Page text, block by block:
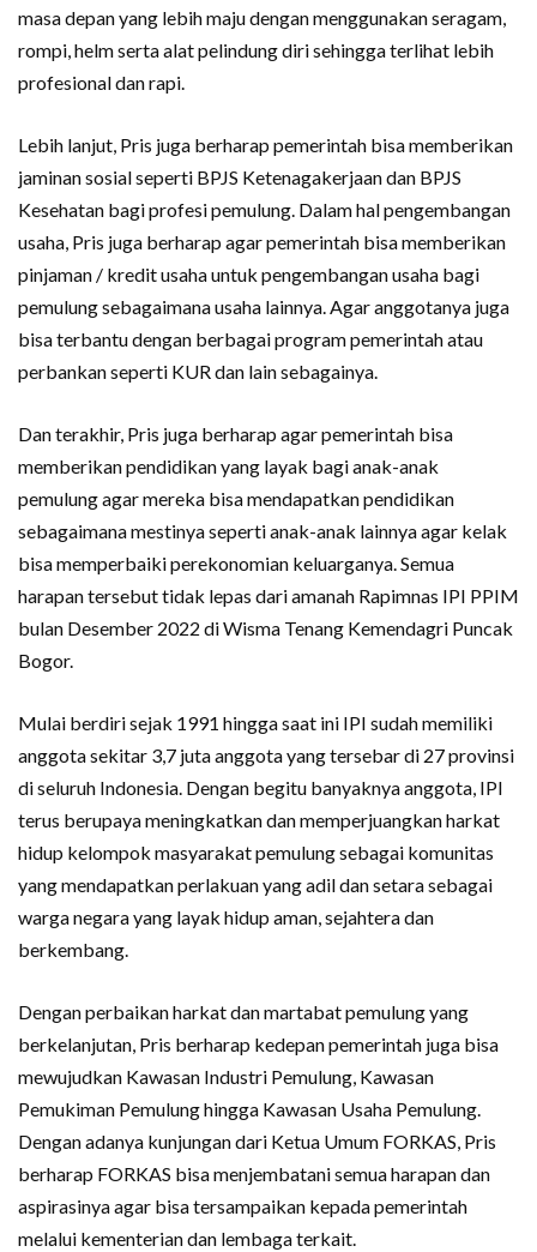
masa depan yang lebih maju dengan menggunakan seragam,
rompi, helm serta alat pelindung diri sehingga terlihat lebih
profesional dan rapi.
Lebih lanjut, Pris juga berharap pemerintah bisa memberikan
jaminan sosial seperti BPJS Ketenagakerjaan dan BPJS
Kesehatan bagi profesi pemulung. Dalam hal pengembangan
usaha, Pris juga berharap agar pemerintah bisa memberikan
pinjaman / kredit usaha untuk pengembangan usaha bagi
pemulung sebagaimana usaha lainnya. Agar anggotanya juga
bisa terbantu dengan berbagai program pemerintah atau
perbankan seperti KUR dan lain sebagainya.
Dan terakhir, Pris juga berharap agar pemerintah bisa
memberikan pendidikan yang layak bagi anak-anak
pemulung agar mereka bisa mendapatkan pendidikan
sebagaimana mestinya seperti anak-anak lainnya agar kelak
bisa memperbaiki perekonomian keluarganya. Semua
harapan tersebut tidak lepas dari amanah Rapimnas IPI PPIM
bulan Desember 2022 di Wisma Tenang Kemendagri Puncak
Bogor.
Mulai berdiri sejak 1991 hingga saat ini IPI sudah memiliki
anggota sekitar 3,7 juta anggota yang tersebar di 27 provinsi
di seluruh Indonesia. Dengan begitu banyaknya anggota, IPI
terus berupaya meningkatkan dan memperjuangkan harkat
hidup kelompok masyarakat pemulung sebagai komunitas
yang mendapatkan perlakuan yang adil dan setara sebagai
warga negara yang layak hidup aman, sejahtera dan
berkembang.
Dengan perbaikan harkat dan martabat pemulung yang
berkelanjutan, Pris berharap kedepan pemerintah juga bisa
mewujudkan Kawasan Industri Pemulung, Kawasan
Pemukiman Pemulung hingga Kawasan Usaha Pemulung.
Dengan adanya kunjungan dari Ketua Umum FORKAS, Pris
berharap FORKAS bisa menjembatani semua harapan dan
aspirasinya agar bisa tersampaikan kepada pemerintah
melalui kementerian dan lembaga terkait.